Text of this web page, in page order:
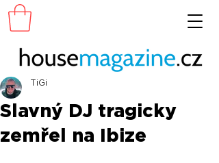
Slavný DJ tragicky
zemřel na Ibize
TiGi